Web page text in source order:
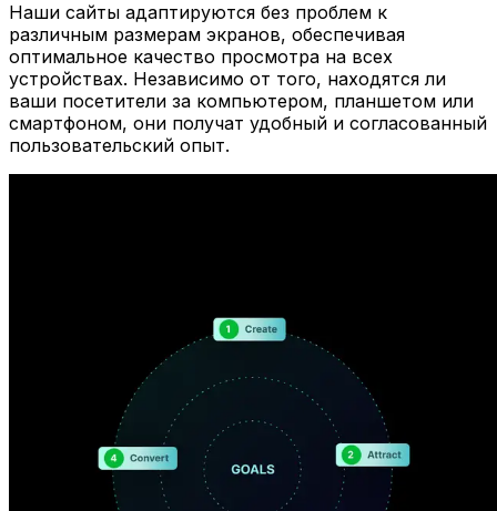
Наши сайты адаптируются без проблем к
различным размерам экранов, обеспечивая
оптимальное качество просмотра на всех
устройствах. Независимо от того, находятся ли
ваши посетители за компьютером, планшетом или
смартфоном, они получат удобный и согласованный
пользовательский опыт.